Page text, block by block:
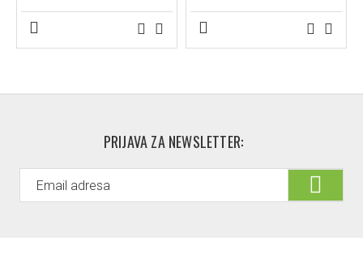
PRIJAVA ZA NEWSLETTER: